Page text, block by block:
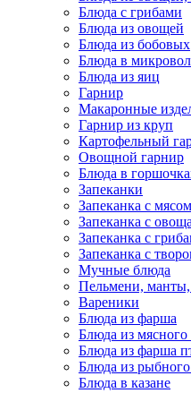
Блюда с грибами
Блюда из овощей
Блюда из бобовых
Блюда в
Блюда из яиц
Гарнир
Макаронные
Гарнир из круп
Картофельный
Овощной гарнир
Блюда в
Запеканки
Запеканка с мясом
Запеканка с
Запеканка с
Запеканка с
Мучные блюда
Пельмени,
Вареники
Блюда из фарша
Блюда из
Блюда из фарша
Блюда из
Блюда в казане